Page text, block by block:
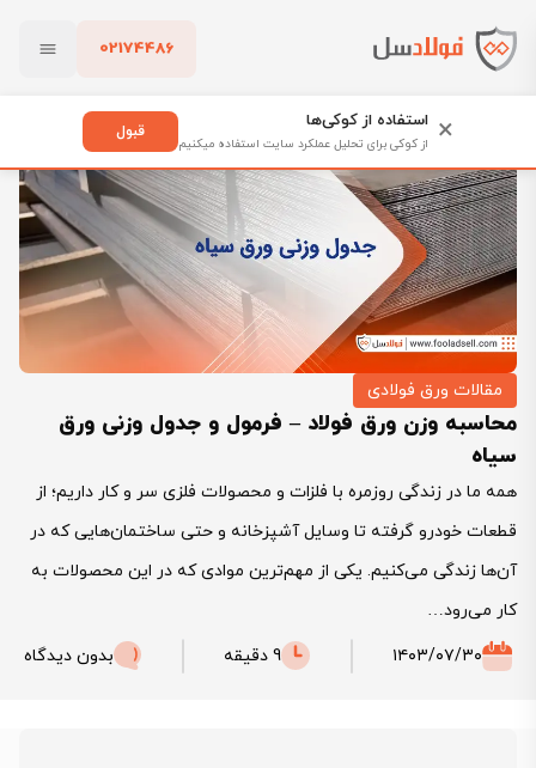
02174486
پاک کردن
فولادسل
محاسبه وزن ورق فولاد – فرمول و جدول وزنی ورق سیاه
مقالات ورق فولادی
محاسبه وزن ورق فولاد – فرمول و جدول وزنی ورق
سیاه
همه ما در زندگی روزمره با فلزات و محصولات فلزی سر و کار داریم؛ از
قطعات خودرو گرفته تا وسایل آشپزخانه و حتی ساختمان‌هایی که در
آن‌ها زندگی می‌کنیم. یکی از مهم‌ترین موادی که در این محصولات به
کار می‌رود…
۱۴۰۳/۰۷/۳۰
9 دقیقه بدون دیدگاه
× استفاده از کوکی‌ها
از کوکی برای تحلیل عملکرد سایت استفاده میکنیم
قبول